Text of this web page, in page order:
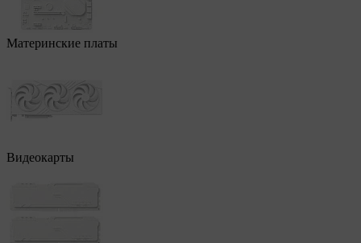
Материнские платы
Видеокарты